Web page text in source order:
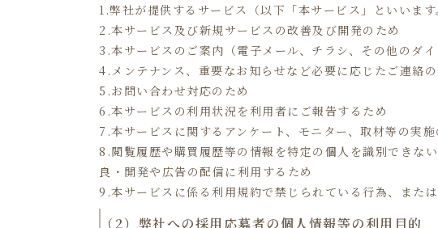
1.弊社が提供するサービス（以下「本サービス」といいま
2.本サービス及び新規サービスの改善及び開発のため
3.本サービスのご案内（電子メール、チラシ、その他のダ
4.メンテナンス、重要なお知らせなど必要に応じたご連絡の
5.お問い合わせ対応のため
6.本サービスの利用状況を利用者にご報告するため
7.本サービスに関するアンケート、モニター、取材等の実施
8.閲覧履歴や購買履歴等の情報を特定の個人を識別できな
良・開発や広告の配信に利用するため
9.本サービスに係る利用規約で禁じられている行為、また
（2）弊社への採用応募者の個人情報等の利用目的